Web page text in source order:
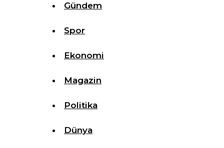
Gündem
Spor
Ekonomi
Magazin
Politika
Dünya